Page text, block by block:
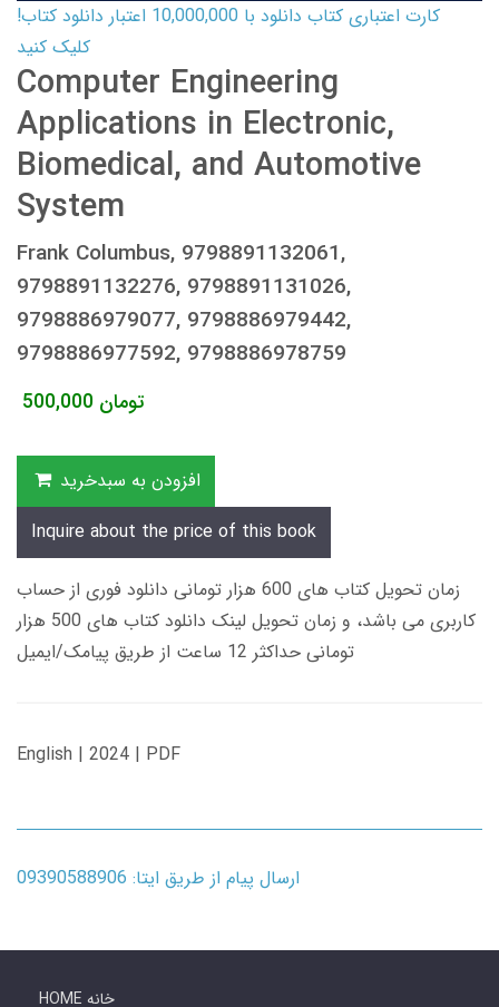
کارت اعتباری کتاب دانلود با 10,000,000 اعتبار دانلود کتاب!
کلیک کنید
Computer Engineering
Applications in Electronic,
Biomedical, and Automotive
System
Frank Columbus, 9798891132061,
9798891132276, 9798891131026,
9798886979077, 9798886979442,
9798886977592, 9798886978759
500,000 تومان
افزودن به سبدخرید
Inquire about the price of this book
زمان تحویل کتاب های 600 هزار تومانی دانلود فوری از حساب
کاربری می باشد، و زمان تحویل لینک دانلود کتاب های 500 هزار
تومانی حداکثر 12 ساعت از طریق پیامک/ایمیل
English | 2024 | PDF
ارسال پیام از طریق ایتا: 09390588906
HOME خانه